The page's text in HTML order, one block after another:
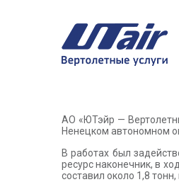
АО «ЮТэйр —
Ненецком автономном
В работах был
ресурс наконечник, в
составил около 1,8